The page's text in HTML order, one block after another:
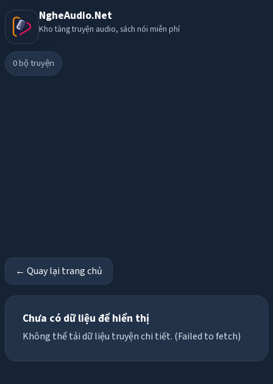
NgheAudio.Net
Kho tàng truyện audio, sách nói miễn phí
0bộ truyện
← Quay lại trang chủ
Chưa có dữ liệu để hiển thị
Không thể tải dữ liệu truyện chi tiết. (Failed to fetch)